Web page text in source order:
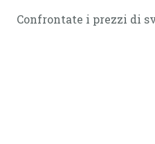
Confrontate i prezzi di